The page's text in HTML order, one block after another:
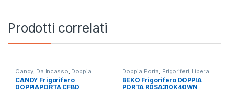
Prodotti correlati
Candy Da Incasso Doppia
Porta,Frigoriferi
CANDY Frigorifero
DOPPIAPORTA CFBD
Doppia Porta Frigoriferi Libera
Installazione
BEKO Frigorifero DOPPIA
PORTA RDSA310K40WN